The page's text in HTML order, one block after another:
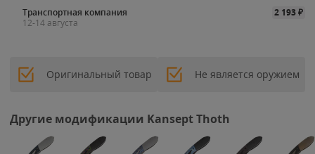
Транспортная компания
2 193₽
12-14 августа
Оригинальный товар Не является оружием
Другие модификации Kansept Thoth